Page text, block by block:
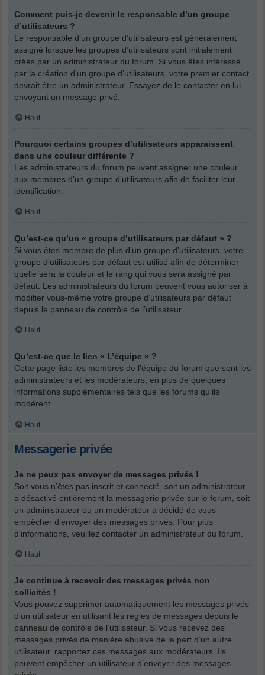
Comment puis-je devenir le responsable d’un groupe
d’utilisateurs ?
Le responsable d’un groupe d’utilisateurs est généralement
assigné lorsque les groupes d’utilisateurs sont initialement
créés par un administrateur du forum. Si vous êtes intéressé
par la création d’un groupe d’utilisateurs, votre premier contact
devrait être un administrateur. Essayez de le contacter en lui
envoyant un message privé.
Haut
Pourquoi certains groupes d’utilisateurs apparaissent
dans une couleur différente ?
Les administrateurs du forum peuvent assigner une couleur
aux membres d’un groupe d’utilisateurs afin de faciliter leur
identification.
Haut
Qu’est-ce qu’un « groupe d’utilisateurs par défaut » ?
Si vous êtes membre de plus d’un groupe d’utilisateurs, votre
groupe d’utilisateurs par défaut est utilisé afin de déterminer
quelle sera la couleur et le rang qui vous sera assigné par
défaut. Les administrateurs du forum peuvent vous autoriser à
modifier vous-même votre groupe d’utilisateurs par défaut
depuis le panneau de contrôle de l’utilisateur.
Haut
Qu’est-ce que le lien « L’équipe » ?
Cette page liste les membres de l’équipe du forum que sont les
administrateurs et les modérateurs, en plus de quelques
informations supplémentaires tels que les forums qu’ils
modèrent.
Haut
Messagerie privée
Je ne peux pas envoyer de messages privés !
Soit vous n’êtes pas inscrit et connecté, soit un administrateur
a désactivé entièrement la messagerie privée sur le forum, soit
un administrateur ou un modérateur a décidé de vous
empêcher d’envoyer des messages privés. Pour plus
d’informations, veuillez contacter un administrateur du forum.
Haut
Je continue à recevoir des messages privés non
sollicités !
Vous pouvez supprimer automatiquement les messages privés
d’un utilisateur en utilisant les règles de messages depuis le
panneau de contrôle de l’utilisateur. Si vous recevez des
messages privés de manière abusive de la part d’un autre
utilisateur, rapportez ces messages aux modérateurs. Ils
peuvent empêcher un utilisateur d’envoyer des messages